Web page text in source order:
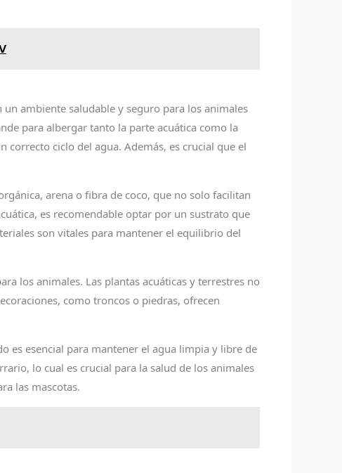
ambiente saludable y seguro para los animales
para albergar tanto la parte acuática como la
ciclo del agua. Además, es crucial que el
arena o fibra de coco, que no solo facilitan
es recomendable optar por un sustrato que
son vitales para mantener el equilibrio del
los animales. Las plantas acuáticas y terrestres no
como troncos o piedras, ofrecen
es esencial para mantener el agua limpia y libre de
lo cual es crucial para la salud de los animales
las mascotas.